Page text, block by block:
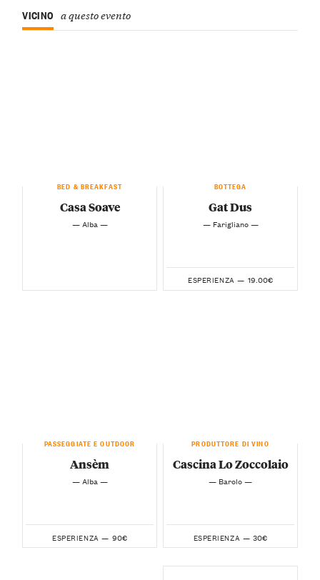
VICINO a questo evento
BED & BREAKFAST
Casa Soave
— Alba —
BOTTEGA
Gat Dus
— Farigliano —
ESPERIENZA — 19.00€
PASSEGGIATE E OUTDOOR
Ansèm
— Alba —
ESPERIENZA — 90€
PRODUTTORE DI VINO
Cascina Lo Zoccolaio
— Barolo —
ESPERIENZA — 30€